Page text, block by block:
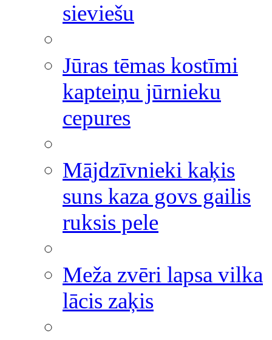
sieviešu
Jūras tēmas kostīmi
kapteiņu jūrnieku
cepures
Mājdzīvnieki kaķis
suns kaza govs gailis
ruksis pele
Meža zvēri lapsa vilka
lācis zaķis